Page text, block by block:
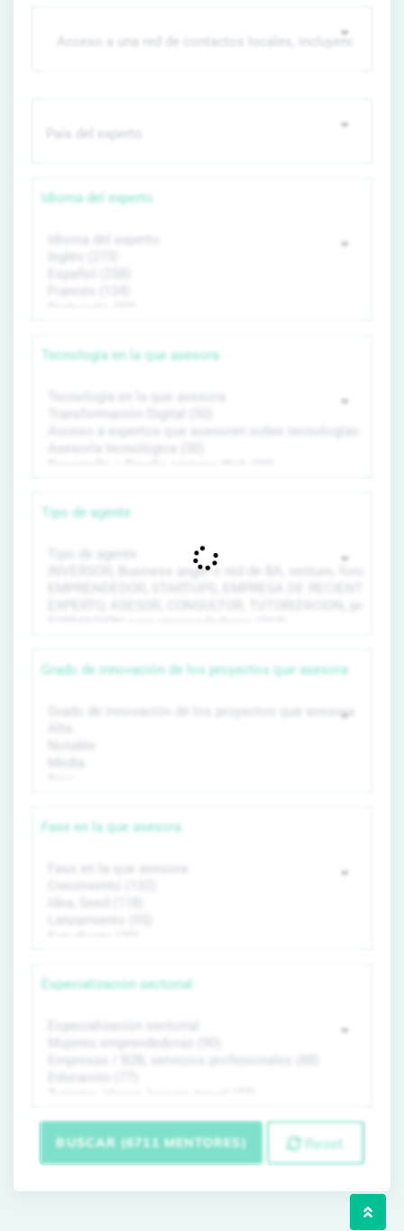
Idioma del experto
Tecnología en la que asesora
Tipo de agente
Grado de innovación de los proyectos que asesora
Fase en la que asesora
Especialización sectorial
BUSCAR (6711 MENTORES) Reset